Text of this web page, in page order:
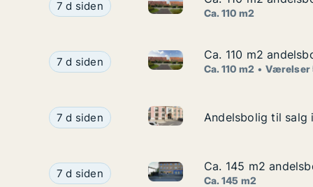
Ca. 110 m2 andelsbolig til salg i 2640
7 d siden
Ca. 110 m2
Ca. 110 m2 andelsbolig til salg i 2640
7 d siden Ca. 110 m2 andelsbolig til
Ca. 110 m2
Ca. 110 m2
Ca. 110 m2 Værelser
Andelsbolig til salg i 1256 København K,
7 d siden Andelsbolig til salg i 1256
Andelsbolig til salg
Andelsbolig til salg
Ca. 145 m2 andelsbolig til salg i 2860 Søborg,
7 d siden Ca. 145 m2 andelsbolig til
Ca. 145 m2
Ca. 145 m2
Ca. 145 m2